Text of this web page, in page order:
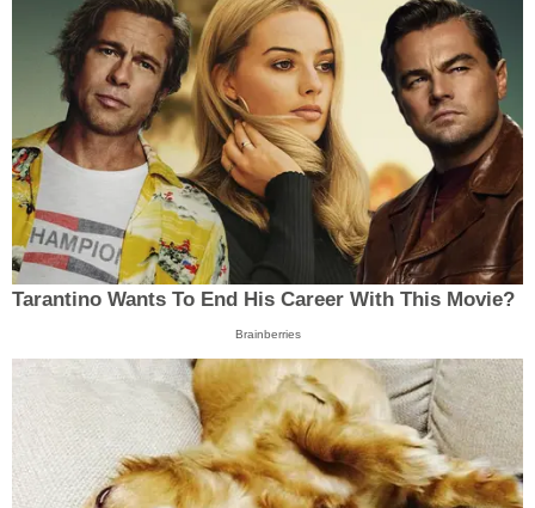
Tarantino Wants To End His Career With This Movie?
Brainberries